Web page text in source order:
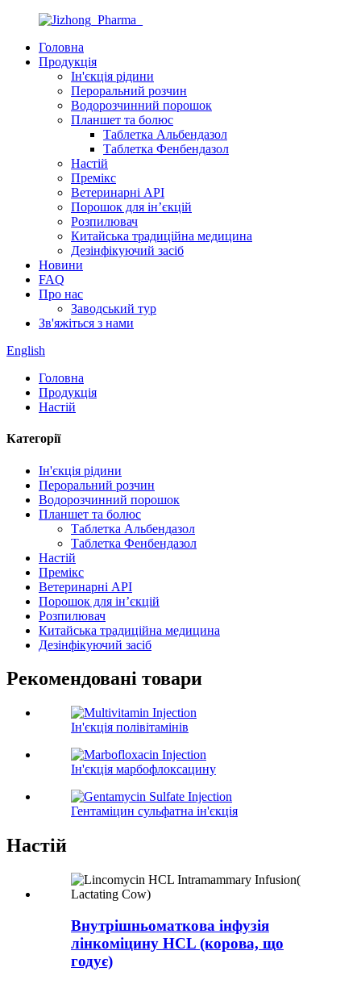
Головна
Продукція
Ін'єкція рідини
Пероральний розчин
Водорозчинний порошок
Планшет та болюс
Таблетка Альбендазол
Таблетка Фенбендазол
Настій
Премікс
Ветеринарні API
Порошок для ін’єкцій
Розпилювач
Китайська традиційна медицина
Дезінфікуючий засіб
Новини
FAQ
Про нас
Заводський тур
Зв'яжіться з нами
English
Головна
Продукція
Настій
Категорії
Ін'єкція рідини
Пероральний розчин
Водорозчинний порошок
Планшет та болюс
Таблетка Альбендазол
Таблетка Фенбендазол
Настій
Премікс
Ветеринарні API
Порошок для ін’єкцій
Розпилювач
Китайська традиційна медицина
Дезінфікуючий засіб
Рекомендовані товари
Ін'єкція полівітамінів
Ін'єкція марбофлоксацину
Гентаміцин сульфатна ін'єкція
Настій
Внутрішньоматкова інфузія
лінкоміцину HCL (корова, що
годує)